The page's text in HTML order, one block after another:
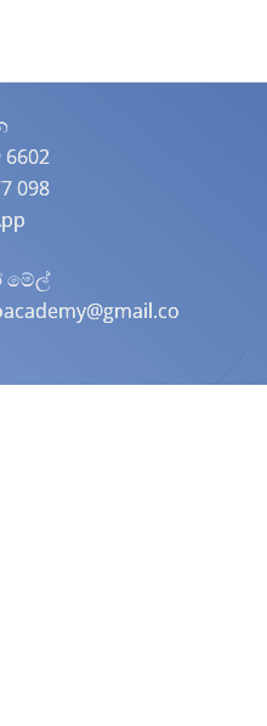
6602
098
මේල්